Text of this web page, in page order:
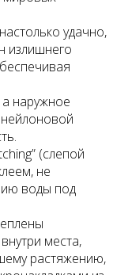
удачно,
излишнего
наружное
(слепой
не
воды под
места,
растяжению,